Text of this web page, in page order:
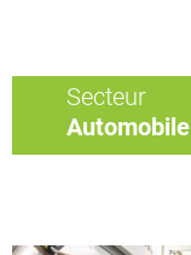
Secteur
Automobile